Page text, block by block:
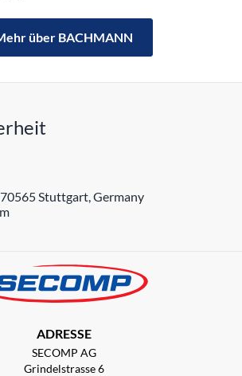
über BACHMANN
Stuttgart, Germany
ADRESSE
SECOMP AG
Grindelstrasse 6